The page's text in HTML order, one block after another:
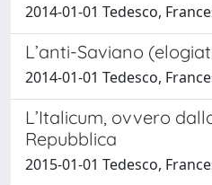
2014-01-01 Tedesco,
L’anti-Saviano
2014-01-01 Tedesco,
L’Italicum, ovvero
Repubblica
2015-01-01 Tedesco,